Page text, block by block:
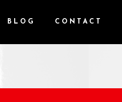
BLOG CONTACT